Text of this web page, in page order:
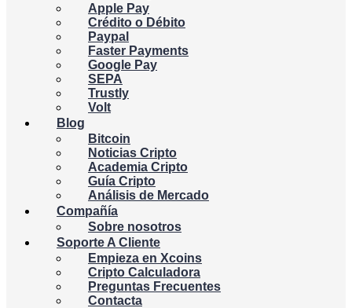
Apple Pay
Crédito o Débito
Paypal
Faster Payments
Google Pay
SEPA
Trustly
Volt
Blog
Bitcoin
Noticias Cripto
Academia Cripto
Guía Cripto
Análisis de Mercado
Compañía
Sobre nosotros
Soporte A Cliente
Empieza en Xcoins
Cripto Calculadora
Preguntas Frecuentes
Contacta